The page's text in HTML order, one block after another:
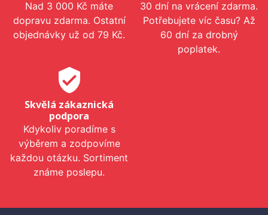
Nad 3 000 Kč máte
dopravu zdarma. Ostatní
objednávky už od 79 Kč.
30 dní na vrácení zdarma.
Potřebujete víc času? Až
60 dní za drobný
poplatek.
verified_user
Skvělá zákaznická
podpora
Kdykoliv poradíme s
výběrem a zodpovíme
každou otázku. Sortiment
známe poslepu.